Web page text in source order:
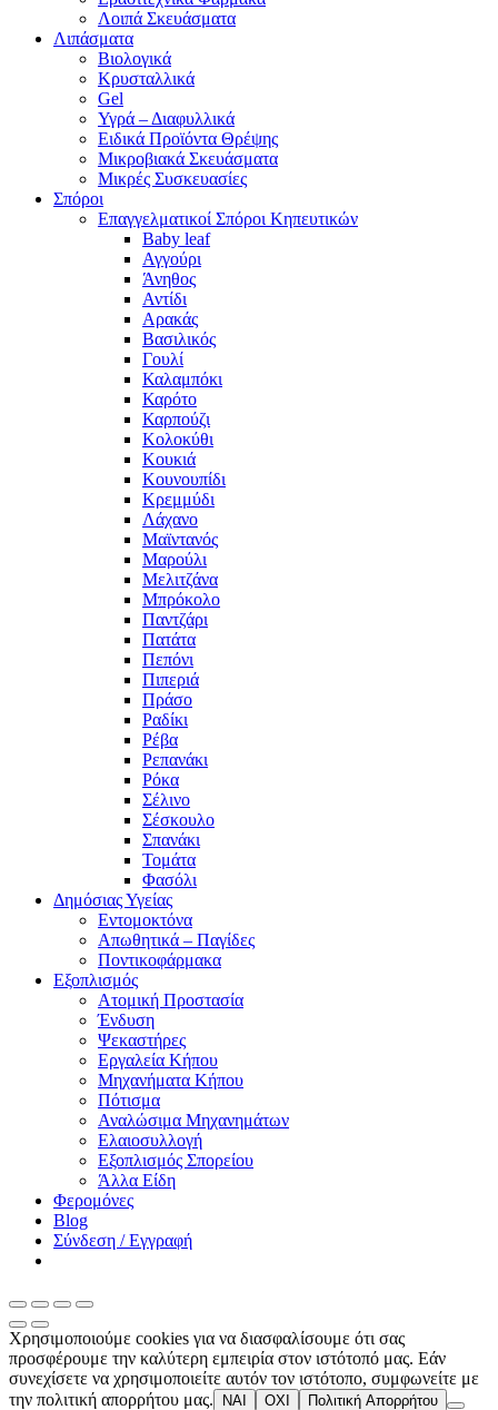
Λοιπά Σκευάσματα
Λιπάσματα
Βιολογικά
Κρυσταλλικά
Gel
Υγρά – Διαφυλλικά
Ειδικά Προϊόντα Θρέψης
Μικροβιακά Σκευάσματα
Μικρές Συσκευασίες
Σπόροι
Επαγγελματικοί Σπόροι Κηπευτικών
Baby leaf
Αγγούρι
Άνηθος
Αντίδι
Αρακάς
Βασιλικός
Γουλί
Καλαμπόκι
Καρότο
Καρπούζι
Κολοκύθι
Κουκιά
Κουνουπίδι
Κρεμμύδι
Λάχανο
Μαϊντανός
Μαρούλι
Μελιτζάνα
Μπρόκολο
Παντζάρι
Πατάτα
Πεπόνι
Πιπεριά
Πράσο
Ραδίκι
Ρέβα
Ρεπανάκι
Ρόκα
Σέλινο
Σέσκουλο
Σπανάκι
Τομάτα
Φασόλι
Δημόσιας Υγείας
Εντομοκτόνα
Απωθητικά – Παγίδες
Ποντικοφάρμακα
Εξοπλισμός
Ατομική Προστασία
Ένδυση
Ψεκαστήρες
Εργαλεία Κήπου
Μηχανήματα Κήπου
Πότισμα
Αναλώσιμα Μηχανημάτων
Ελαιοσυλλογή
Εξοπλισμός Σπορείου
Άλλα Είδη
Φερομόνες
Blog
Σύνδεση / Εγγραφή
Χρησιμοποιούμε cookies για να διασφαλίσουμε ότι σας
προσφέρουμε την καλύτερη εμπειρία στον ιστότοπό μας. Εάν
συνεχίσετε να χρησιμοποιείτε αυτόν τον ιστότοπο, συμφωνείτε με
την πολιτική απορρήτου μας.
ΝΑΙ ΟΧΙ Πολιτική Απορρήτου